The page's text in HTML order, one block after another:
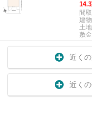
間
建
土
敷
近く
近く